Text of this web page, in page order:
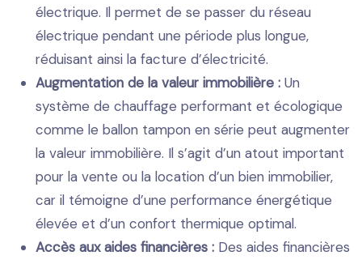
électrique. Il permet de se passer du réseau
électrique pendant une période plus longue,
réduisant ainsi la facture d’électricité.
Augmentation de la valeur immobilière : Un
système de chauffage performant et écologique
comme le ballon tampon en série peut augmenter
la valeur immobilière. Il s’agit d’un atout important
pour la vente ou la location d’un bien immobilier,
car il témoigne d’une performance énergétique
élevée et d’un confort thermique optimal.
Accès aux aides financières : Des aides financières